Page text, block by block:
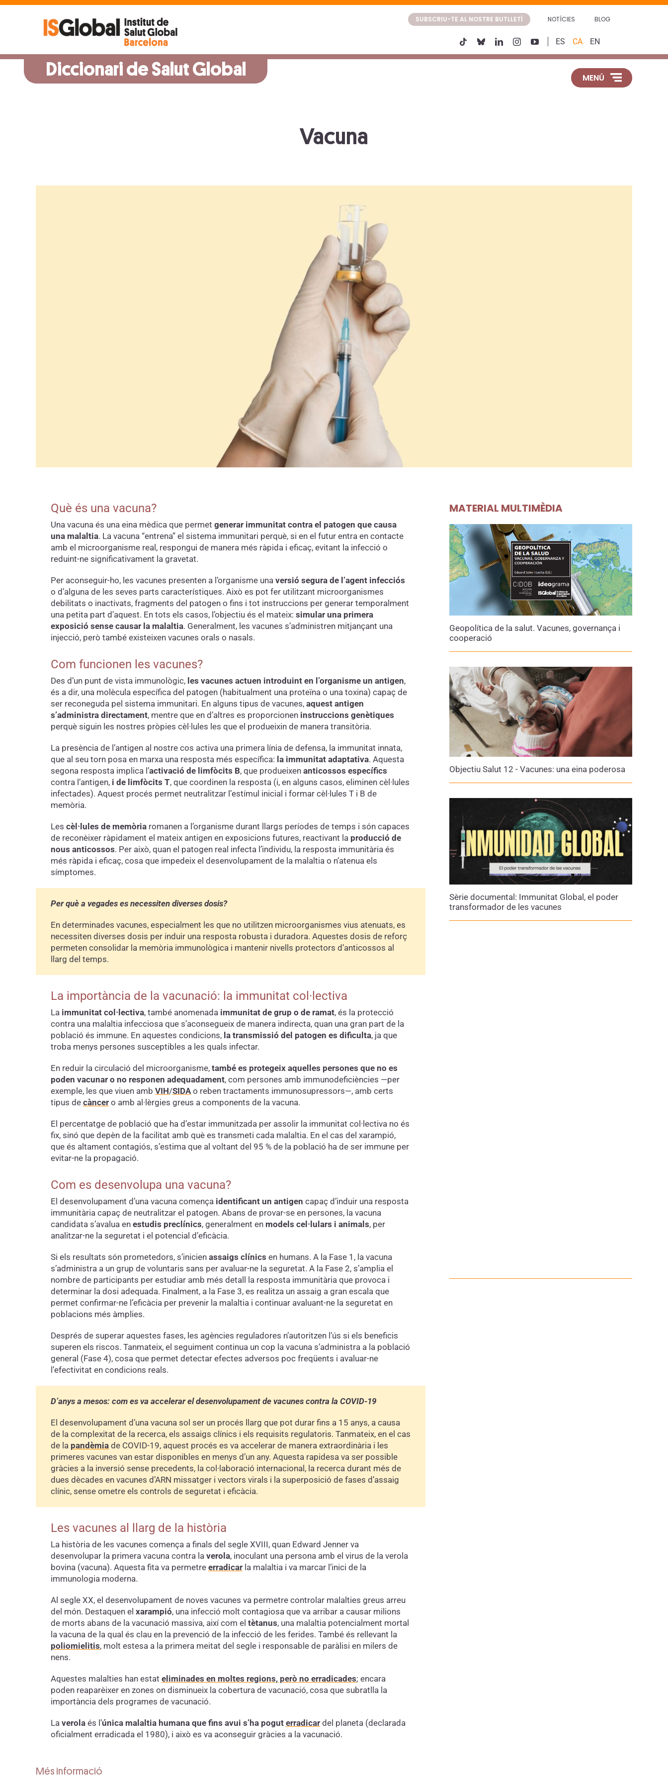
Skip
SUBSCRIU-TE AL NOSTRE BUTLLETÍ NOTÍCIES BLOG
ES CA EN
MENÚ
Diccionari de Salut Global
Vacuna
Què és una vacuna?
Una vacuna és una eina mèdica que permet generar immunitat contra el patogen que causa
una malaltia. La vacuna “entrena” el sistema immunitari perquè, si en el futur entra en contacte
amb el microorganisme real, respongui de manera més ràpida i eficaç, evitant la infecció o
reduint-ne significativament la gravetat.
Per aconseguir-ho, les vacunes presenten a l’organisme una versió segura de l’agent infecciós
o d’alguna de les seves parts característiques. Això es pot fer utilitzant microorganismes
debilitats o inactivats, fragments del patogen o fins i tot instruccions per generar temporalment
una petita part d’aquest. En tots els casos, l’objectiu és el mateix: simular una primera
exposició sense causar la malaltia. Generalment, les vacunes s’administren mitjançant una
injecció, però també existeixen vacunes orals o nasals.
Com funcionen les vacunes?
Des d’un punt de vista immunològic,les vacunes actuen introduint en l’organisme un antigen,
és a dir, una molècula específica del patogen (habitualment una proteïna o una toxina) capaç de
ser reconeguda pel sistema immunitari. En alguns tipus de vacunes, aquest antigen
s’administra directament, mentre que en d’altres es proporcionen instruccions genètiques
perquè siguin les nostres pròpies cèl·lules les que el produeixin de manera transitòria.
La presència de l’antigen al nostre cos activa una primera línia de defensa, la immunitat innata,
que al seu torn posa en marxa una resposta més específica: la immunitat adaptativa. Aquesta
segona resposta implica l’activació de limfòcits B, que produeixen anticossos específics
contra l’antigen, i de limfòcits T, que coordinen la resposta (i, en alguns casos, eliminen cèl·lules
infectades). Aquest procés permet neutralitzar l’estímul inicial i formar cèl·lules T i B de
memòria.
Les cèl·lules de memòriaromanen a l’organisme durant llargs períodes de temps i són capaces
de reconèixer ràpidament el mateix antigen en exposicions futures, reactivant la producció de
nous anticossos. Per això, quan el patogen real infecta l’individu, la resposta immunitària és
més ràpida i eficaç, cosa que impedeix el desenvolupament de la malaltia o n’atenua els
símptomes.
Per què a vegades es necessiten diverses dosis?
En determinades vacunes, especialment les que no utilitzen microorganismes vius atenuats, es
necessiten diverses dosis per induir una resposta robusta i duradora. Aquestes dosis de reforç
permeten consolidar la memòria immunològica i mantenir nivells protectors d’anticossos al
llarg del temps.
La importància de la vacunació: la immunitat col·lectiva
La immunitat col·lectiva, també anomenada immunitat de grup o de ramat, és la protecció
contra una malaltia infecciosa que s’aconsegueix de manera indirecta, quan una gran part de la
població és immune. En aquestes condicions, la transmissió del patogen es dificulta, ja que
troba menys persones susceptibles a les quals infectar.
En reduir la circulació del microorganisme, també es protegeix aquelles persones que no es
poden vacunar o no responen adequadament, com persones amb immunodeficiències —per
exemple, les que viuen amb VIH/SIDAo reben tractaments immunosupressors—, amb certs
tipus de càncero amb al·lèrgies greus a components de la vacuna.
El percentatge de població que ha d’estar immunitzada per assolir la immunitat col·lectiva no és
fix, sinó que depèn de la facilitat amb què es transmeti cada malaltia. En el cas del xarampió,
que és altament contagiós, s’estima que al voltant del 95 % de la població ha de ser immune per
evitar-ne la propagació.
Com es desenvolupa una vacuna?
El desenvolupament d’una vacuna començaidentificant un antigen capaç d’induir una resposta
immunitària capaç de neutralitzar el patogen. Abans de provar-se en persones, la vacuna
candidata s’avalua en estudis preclínics, generalment en models cel·lulars i animals, per
analitzar-ne la seguretat i el potencial d’eficàcia.
Si els resultats són prometedors, s’inicien assaigs clínics en humans. A la Fase 1, la vacuna
s’administra a un grup de voluntaris sans per avaluar-ne la seguretat. A la Fase 2, s’amplia el
nombre de participants per estudiar amb més detall la resposta immunitària que provoca i
determinar la dosi adequada. Finalment, a la Fase 3, es realitza un assaig a gran escala que
permet confirmar-ne l’eficàcia per prevenir la malaltia i continuar avaluant-ne la seguretat en
poblacions més àmplies.
Després de superar aquestes fases, les agències reguladores n’autoritzen l’ús si els beneficis
superen els riscos. Tanmateix, el seguiment continua un cop la vacuna s’administra a la població
general (Fase 4), cosa que permet detectar efectes adversos poc freqüents i avaluar-ne
l’efectivitat en condicions reals.
D’anys a mesos: com es va accelerar el desenvolupament de vacunes contra la COVID-19
El desenvolupament d’una vacuna sol ser un procés llarg que pot durar fins a 15 anys, a causa
de la complexitat de la recerca, els assaigs clínics i els requisits regulatoris. Tanmateix, en el cas
de la pandèmiade COVID-19, aquest procés es va accelerar de manera extraordinària i les
primeres vacunes van estar disponibles en menys d’un any. Aquesta rapidesa va ser possible
gràcies a la inversió sense precedents, la col·laboració internacional, la recerca durant més de
dues dècades en vacunes d’ARN missatger i vectors virals i la superposició de fases d’assaig
clínic, sense ometre els controls de seguretat i eficàcia.
Les vacunes al llarg de la història
La història de les vacunes comença a finals del segle XVIII, quan Edward Jenner va
desenvolupar la primera vacuna contra la verola, inoculant una persona amb el virus de la verola
bovina (vacuna). Aquesta fita va permetre erradicarla malaltia i va marcar l’inici de la
immunologia moderna.
Al segle XX, el desenvolupament de noves vacunes va permetre controlar malalties greus arreu
del món. Destaquen el xarampió, una infecció molt contagiosa que va arribar a causar milions
de morts abans de la vacunació massiva, així com el tètanus, una malaltia potencialment mortal
la vacuna de la qual és clau en la prevenció de la infecció de les ferides. També és rellevant la
poliomielitis, molt estesa a la primera meitat del segle i responsable de paràlisi en milers de
nens.
Aquestes malalties han estat eliminades en moltes regions, però no erradicades; encara
poden reaparèixer en zones on disminueix la cobertura de vacunació, cosa que subratlla la
importància dels programes de vacunació.
La verola és l’única malaltia humana que fins avui s’ha pogut erradicardel planeta (declarada
oficialment erradicada el 1980), i això es va aconseguir gràcies a la vacunació.
Més informació
MATERIAL MULTIMÈDIA
Geopolítica de la salut. Vacunes, governança i
cooperació
Objectiu Salut 12 - Vacunes: una eina poderosa
Sèrie documental: Immunitat Global, el poder
transformador de les vacunes